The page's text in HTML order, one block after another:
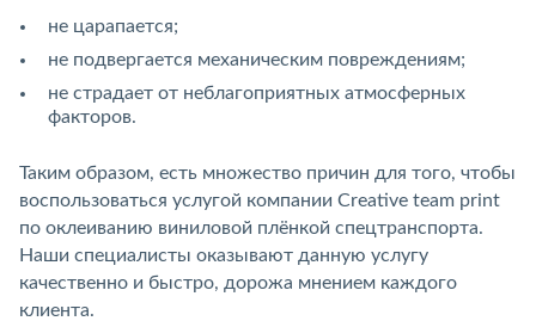
не царапается;
не подвергается механическим повреждениям;
не страдает от неблагоприятных атмосферных
факторов.
Таким образом, есть множество причин для того, чтобы
воспользоваться услугой компании Creative team print
по оклеиванию виниловой плёнкой спецтранспорта.
Наши специалисты оказывают данную услугу
качественно и быстро, дорожа мнением каждого
клиента.